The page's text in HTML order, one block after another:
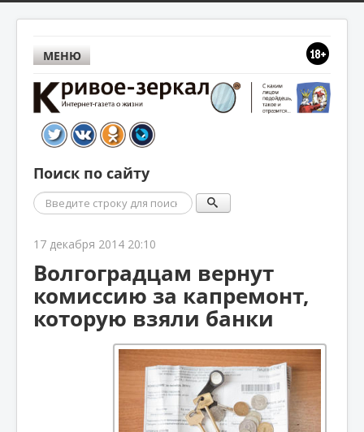
МЕНЮ
Поиск по сайту
Поиск
17 декабря 2014 20:10
Волгоградцам вернут
комиссию за капремонт,
которую взяли банки